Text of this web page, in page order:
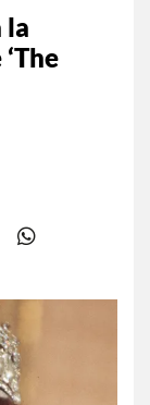
la